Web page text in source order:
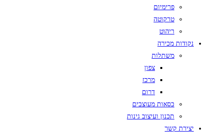
פרימיום
טרקוטה
ריהוט
נקודות מכירה
משתלות
צפון
מרכז
דרום
כסאות מעוצבים
תכנון ועיצוב גינות
יצירת קשר